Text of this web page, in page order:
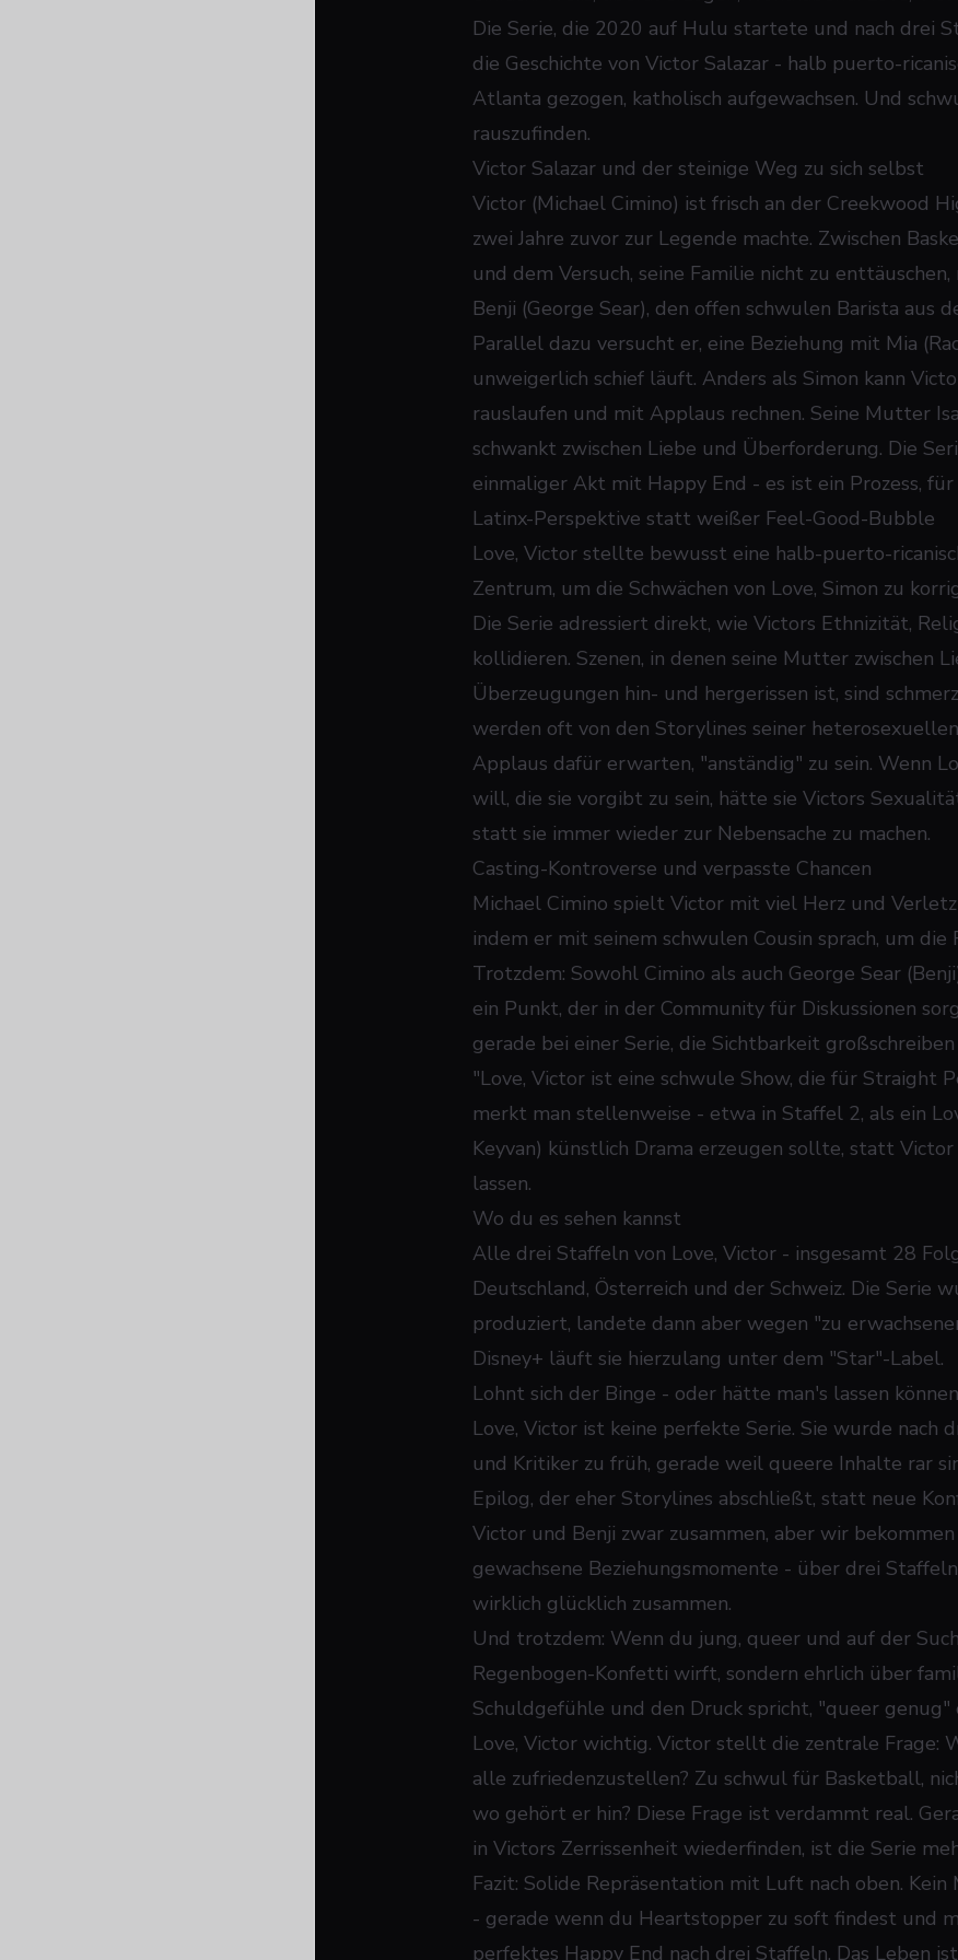
Die Serie, die 2020 auf Hulu startete und nach drei
die Geschichte von Victor Salazar - halb puerto-
Atlanta gezogen, katholisch aufgewachsen. Und
rauszufinden.
Victor Salazar und der steinige Weg zu sich selbst
Victor (Michael Cimino) ist frisch an der Creekwood
zwei Jahre zuvor zur Legende machte. Zwischen
und dem Versuch, seine Familie nicht zu
Benji (George Sear), den offen schwulen Barista aus
Parallel dazu versucht er, eine Beziehung mit Mia
unweigerlich schief läuft. Anders als Simon kann
rauslaufen und mit Applaus rechnen. Seine Mutter
schwankt zwischen Liebe und Überforderung. Die
einmaliger Akt mit Happy End - es ist ein Prozess,
Latinx-Perspektive statt weißer Feel-Good-Bubble
Love, Victor stellte bewusst eine halb-puerto-
Zentrum, um die Schwächen von Love, Simon zu
Die Serie adressiert direkt, wie Victors Ethnizität,
kollidieren. Szenen, in denen seine Mutter zwischen
Überzeugungen hin- und hergerissen ist, sind
werden oft von den Storylines seiner
Applaus dafür erwarten, "anständig" zu sein. Wenn
will, die sie vorgibt zu sein, hätte sie Victors
statt sie immer wieder zur Nebensache zu machen.
Casting-Kontroverse und verpasste Chancen
Michael Cimino spielt Victor mit viel Herz und
indem er mit seinem schwulen Cousin sprach, um
Trotzdem: Sowohl Cimino als auch George Sear
ein Punkt, der in der Community für Diskussionen
gerade bei einer Serie, die Sichtbarkeit
"Love, Victor ist eine schwule Show, die für Straight
merkt man stellenweise - etwa in Staffel 2, als ein
Keyvan) künstlich Drama erzeugen sollte, statt
lassen.
Wo du es sehen kannst
Alle drei Staffeln von Love, Victor - insgesamt 28
Deutschland, Österreich und der Schweiz. Die Serie
produziert, landete dann aber wegen "zu
Disney+ läuft sie hierzulang unter dem "Star"-Label.
Lohnt sich der Binge - oder hätte man's lassen
Love, Victor ist keine perfekte Serie. Sie wurde nach
und Kritiker zu früh, gerade weil queere Inhalte rar
Epilog, der eher Storylines abschließt, statt neue
Victor und Benji zwar zusammen, aber wir
gewachsene Beziehungsmomente - über drei
wirklich glücklich zusammen.
Und trotzdem: Wenn du jung, queer und auf der
Regenbogen-Konfetti wirft, sondern ehrlich über
Schuldgefühle und den Druck spricht, "queer
Love, Victor wichtig. Victor stellt die zentrale Frage:
alle zufriedenzustellen? Zu schwul für Basketball,
wo gehört er hin? Diese Frage ist verdammt real.
in Victors Zerrissenheit wiederfinden, ist die Serie
Fazit: Solide Repräsentation mit Luft nach oben.
- gerade wenn du Heartstopper zu soft findest und
perfektes Happy End nach drei Staffeln. Das Leben